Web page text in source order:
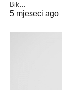
Bik…
5 mjeseci ago